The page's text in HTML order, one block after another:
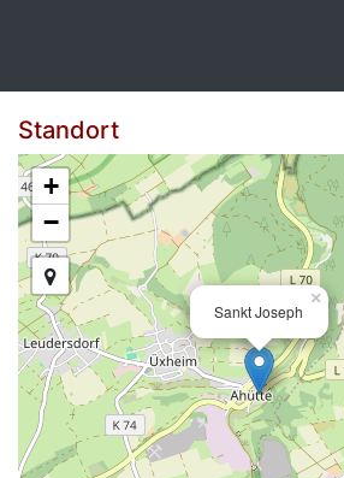
Standort
Sankt Joseph
×
+
−